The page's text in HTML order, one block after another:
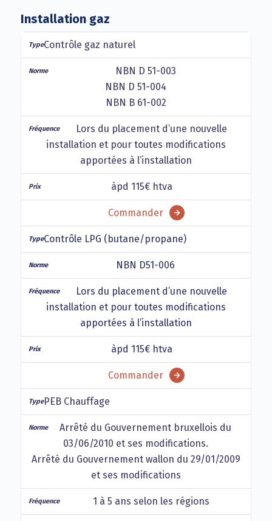
Installation gaz
Contrôle gaz naturel
NBN D 51-003
NBN D 51-004
NBN B 61-002
Lors du placement d’une nouvelle
installation et pour toutes modifications
apportées à l’installation
àpd 115€ htva
Commander
Contrôle LPG (butane/propane)
NBN D51-006
Lors du placement d’une nouvelle
installation et pour toutes modifications
apportées à l’installation
àpd 115€ htva
Commander
PEB Chauffage
Arrêté du Gouvernement bruxellois du
03/06/2010 et ses modifications.
Arrêté du Gouvernement wallon du 29/01/2009
et ses modifications
1 à 5 ans selon les régions